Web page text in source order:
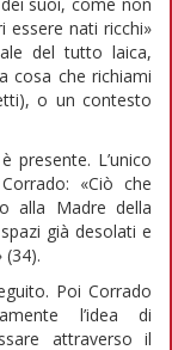
nati ricchi»
del tutto laica,
cosa che richiami
o un contesto
presente. L’unico
«Ciò che
alla Madre della
già desolati e
Poi Corrado
l’idea di
attraverso il